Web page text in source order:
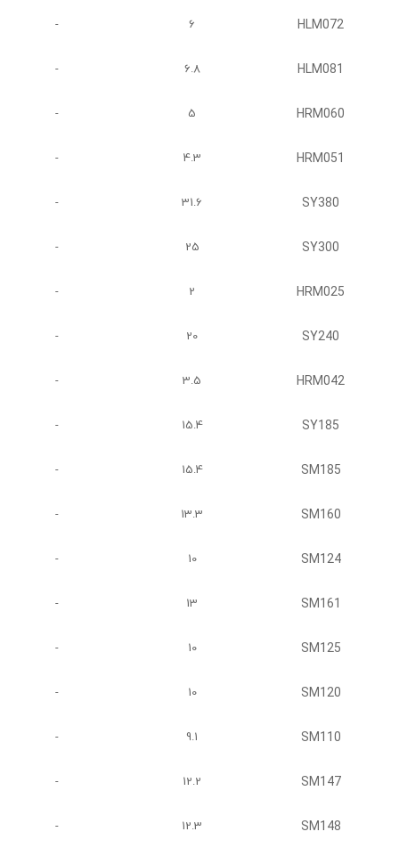
HLM072
6
-
HLM081
6.8
-
HRM060
5
-
HRM051
4.3
-
SY380
31.6
-
SY300
25
-
HRM025
2
-
SY240
20
-
HRM042
3.5
-
SY185
15.4
-
SM185
15.4
-
SM160
13.3
-
SM124
10
-
SM161
13
-
SM125
10
-
SM120
10
-
SM110
9.1
-
SM147
12.2
-
SM148
12.3
-